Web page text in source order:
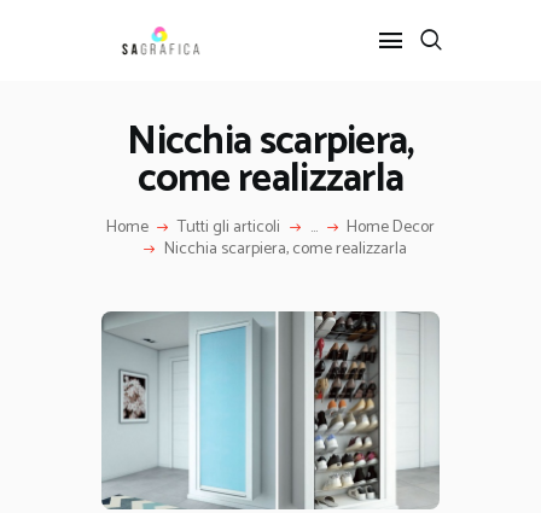
Nicchia scarpiera,
come realizzarla
Home Tutti gli articoli ... Home Decor
Nicchia scarpiera, come realizzarla
HOME
GRAFICA
ARTE
SERVIZI
CONTATTI